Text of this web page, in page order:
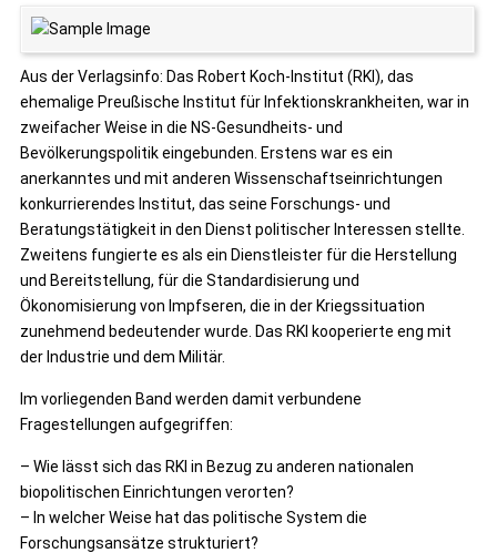
Aus der Verlagsinfo: Das Robert Koch-Institut (RKI), das
ehemalige Preußische Institut für Infektionskrankheiten, war in
zweifacher Weise in die NS-Gesundheits- und
Bevölkerungspolitik eingebunden. Erstens war es ein
anerkanntes und mit anderen Wissenschaftseinrichtungen
konkurrierendes Institut, das seine Forschungs- und
Beratungstätigkeit in den Dienst politischer Interessen stellte.
Zweitens fungierte es als ein Dienstleister für die Herstellung
und Bereitstellung, für die Standardisierung und
Ökonomisierung von Impfseren, die in der Kriegssituation
zunehmend bedeutender wurde. Das RKI kooperierte eng mit
der Industrie und dem Militär.
Im vorliegenden Band werden damit verbundene
Fragestellungen aufgegriffen:
– Wie lässt sich das RKI in Bezug zu anderen nationalen
biopolitischen Einrichtungen verorten?
– In welcher Weise hat das politische System die
Forschungsansätze strukturiert?